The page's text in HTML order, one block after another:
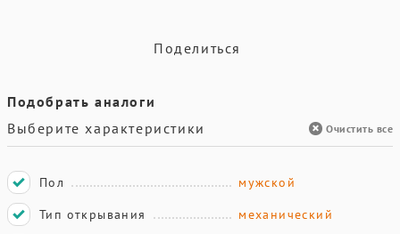
Поделиться
Подобрать аналоги
Выберите характеристики
Очистить все
Пол
мужской
Тип открывания
механический